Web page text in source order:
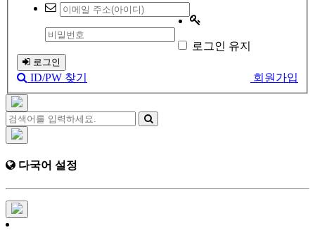
로그인 유지
로그인
회원가입
ID/PW 찾기
다국어 설정